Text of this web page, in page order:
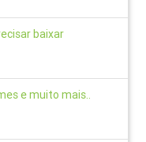
baixar
e muito mais..